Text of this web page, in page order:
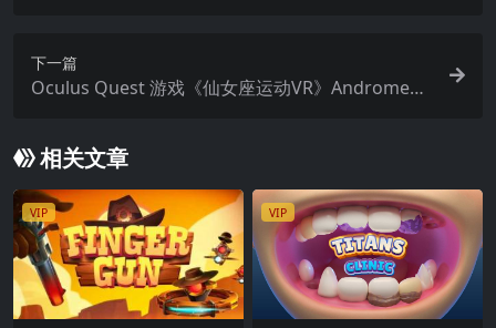
下一篇
Oculus Quest 游戏《仙女座运动VR》Andromeda
相关文章
VIP VIP